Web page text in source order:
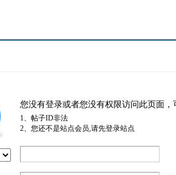
您没有登录或者您没有权限访问此页面
1、帖子ID非法
2、您还不是站点会员,请先登录站点